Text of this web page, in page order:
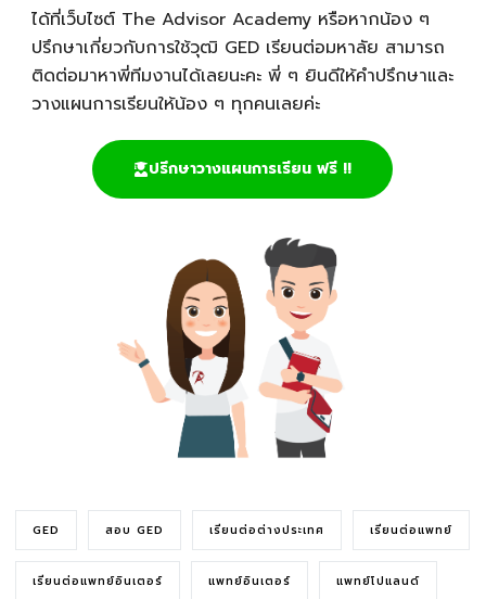
ได้ที่เว็บไซต์ The Advisor Academy หรือหากน้อง ๆ
ปรึกษาเกี่ยวกับการใช้วุฒิ GED เรียนต่อมหาลัย สามารถ
ติดต่อมาหาพี่ทีมงานได้เลยนะคะ พี่ ๆ ยินดีให้คำปรึกษาและ
วางแผนการเรียนให้น้อง ๆ ทุกคนเลยค่ะ
ปรึกษาวางแผนการเรียน ฟรี !!
GED สอบ GED เรียนต่อต่างประเทศ เรียนต่อแพทย์
เรียนต่อแพทย์อินเตอร์ แพทย์อินเตอร์ แพทย์โปแลนด์